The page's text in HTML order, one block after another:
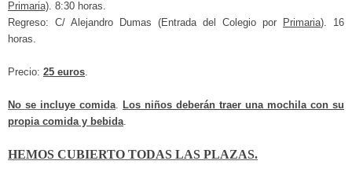
Primaria) . 8:30 horas.
Regreso: C/ Alejandro Dumas (Entrada del Colegio por Primaria). 16
horas.
Precio: 25 euros
No se incluye comida Los niños deberán traer una mochila con su
propia comida y bebida
HEMOS CUBIERTO TODAS LAS PLAZAS.